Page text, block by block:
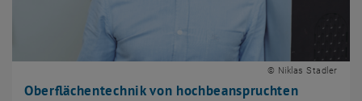
Oberflächentechnik von hochbeanspruchten
© Niklas Stadler